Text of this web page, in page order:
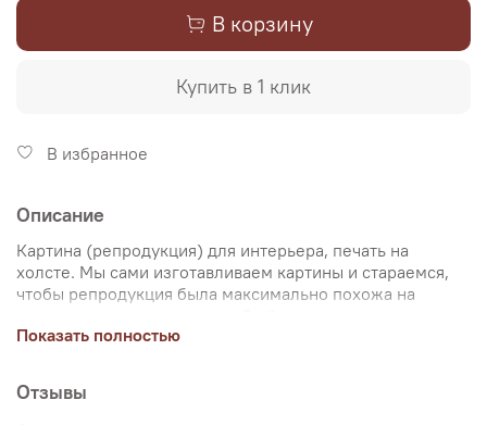
В корзину
Купить в 1 клик
В избранное
Описание
Картина (репродукция) для интерьера, печать на
холсте. Мы сами изготавливаем картины и стараемся,
чтобы репродукция была максимально похожа на
Именно поэтому, мы уделяем особое внимание
печати используются художественный хлопковый холст
и экологические чернила. Репродукцию можно купить
Показать полностью
Отзывы